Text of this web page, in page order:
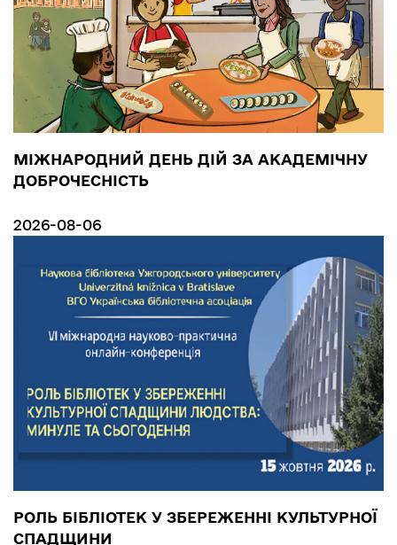
МІЖНАРОДНИЙ ДЕНЬ ДІЙ ЗА АКАДЕМІЧНУ
ДОБРОЧЕСНІСТЬ
2026-08-06
РОЛЬ БІБЛІОТЕК У ЗБЕРЕЖЕННІ КУЛЬТУРНОЇ
СПАДЩИНИ